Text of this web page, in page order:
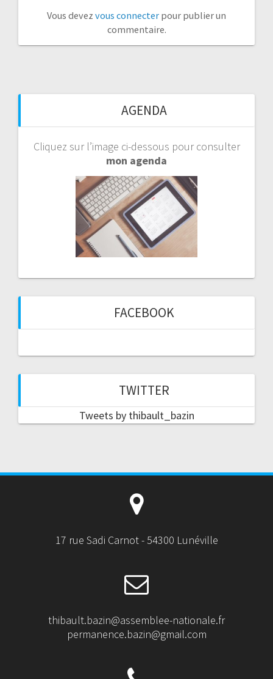
Vous devez vous connecter pour publier un
commentaire.
AGENDA
Cliquez sur l’image ci-dessous pour consulter
mon agenda
FACEBOOK
TWITTER
Tweets by thibault_bazin
17 rue Sadi Carnot - 54300 Lunéville
thibault.bazin@assemblee-nationale.fr
permanence.bazin@gmail.com